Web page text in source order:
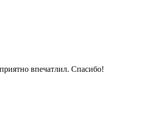
впечатлил. Спасибо!